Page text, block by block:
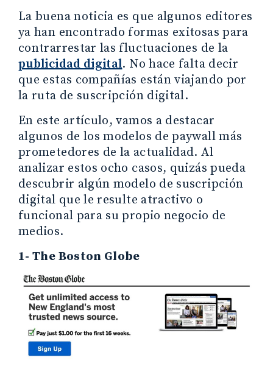
La buena noticia es que algunos editores
ya han encontrado formas exitosas para
contrarrestar las fluctuaciones de la
publicidad digital. No hace falta decir
que estas compañías están viajando por
la ruta de suscripción digital.
En este artículo, vamos a destacar
algunos de los modelos de paywall más
prometedores de la actualidad. Al
analizar estos ocho casos, quizás pueda
descubrir algún modelo de suscripción
digital que le resulte atractivo o
funcional para su propio negocio de
medios.
1- The Boston Globe